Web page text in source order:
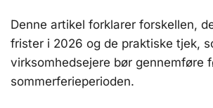
Denne artikel forklarer forskellen,
frister i 2026 og de praktiske tjek,
virksomhedsejere bør gennemføre
sommerferieperioden.